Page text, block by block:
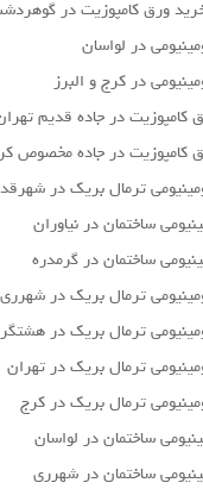
ورق کامپوزیت در
در لواسان
در کرج و البرز
کامپوزیت در جاده قدیم
کامپوزیت در جاده مخصوص
ترمال بریک در
ساختمان در نیاوران
ساختمان در گرمدره
ترمال بریک در شهرری
ترمال بریک در
ترمال بریک در تهران
ترمال بریک در کرج
ساختمان در لواسان
ساختمان در شهرری